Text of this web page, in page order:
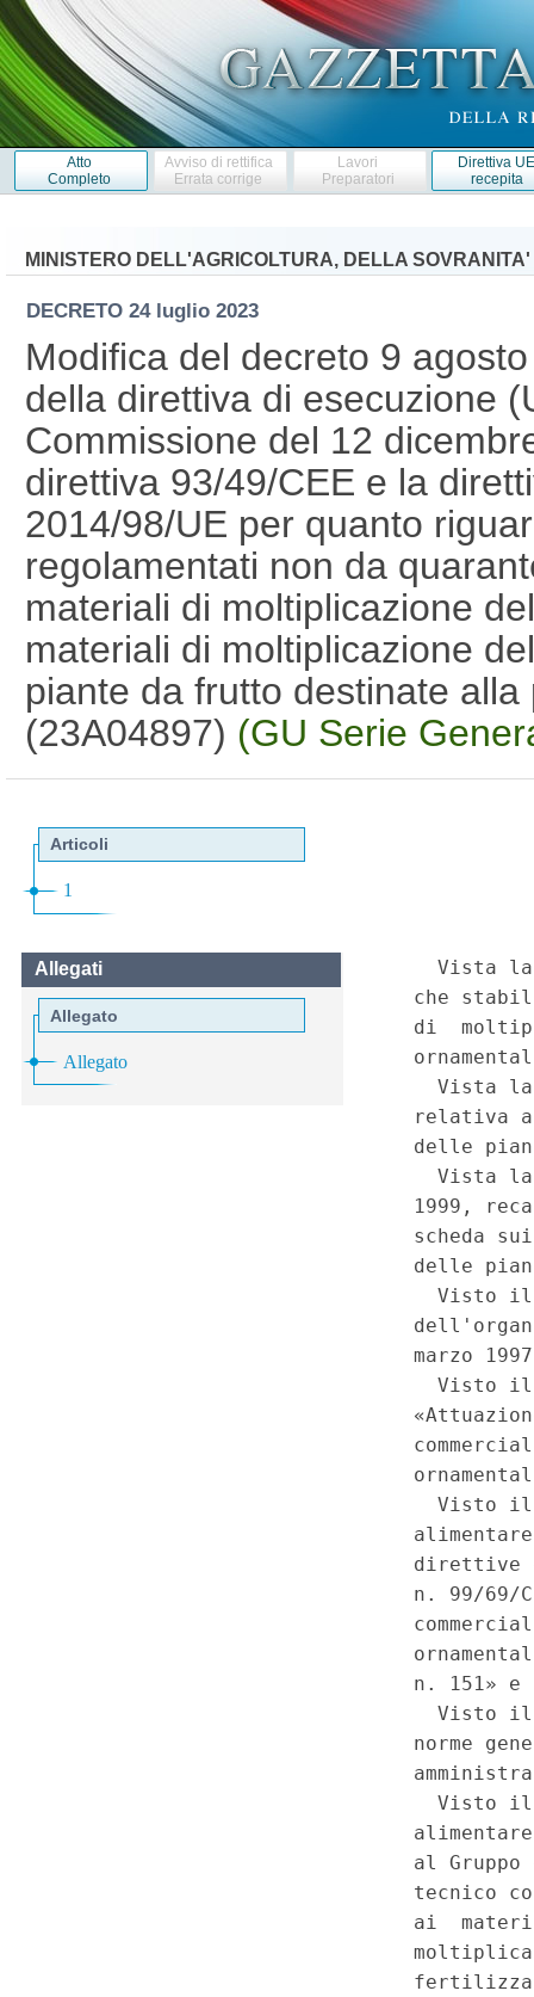
Atto
Completo
Avviso di rettifica
Errata corrige
Lavori
Preparatori
Direttiva
recepita
MINISTERO DELL'AGRICOLTURA, DELLA
DECRETO 24 luglio 2023
Modifica del decreto 9
della direttiva di esecuzione
Commissione del 12
direttiva 93/49/CEE e la
2014/98/UE per quanto
regolamentati non da
materiali di moltiplicazione
materiali di moltiplicazione
piante da frutto destinate
(23A04897) (GU Serie